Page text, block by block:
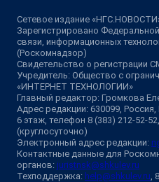
Сетевое издание
Зарегистрировано
связи, информационных
(Роскомнадзор)
Свидетельство о регистрации
Учредитель: Общество с
«ИНТЕРНЕТ ТЕХНОЛОГИИ»
Главный редактор: Громкова
Адрес редакции: 630099,
6 этаж, телефон 8 (383) 212-52-
(круглосуточно)
Электронный адрес редакции:
Контактные данные для
органов: juristnsk@shkulev.ru
Техподдержка: help@shkulev.ru,